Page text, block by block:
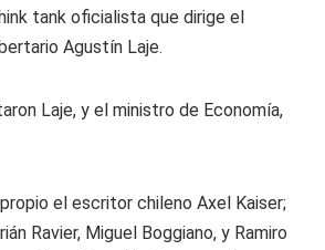
tank oficialista que dirige el
Agustín Laje.
Laje, y el ministro de Economía,
el escritor chileno Axel Kaiser;
Ravier, Miguel Boggiano, y Ramiro